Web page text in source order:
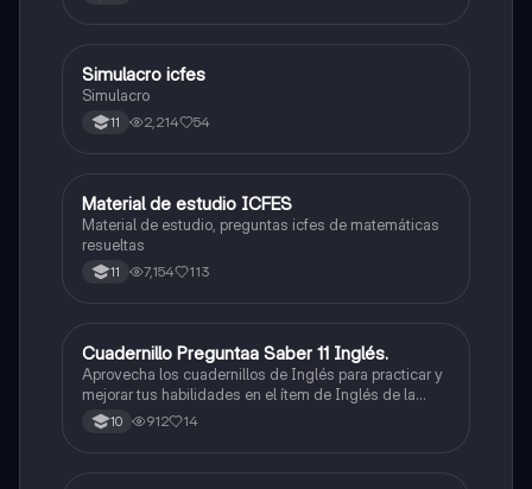
quieras, estudiar la carrera que quieres y no la que te
ICFES: Lectura Crítica
Simulacro icfes
Simulacro
11 2,214 54
ICFES: Matemáticas
Material de estudio ICFES
Material de estudio, preguntas icfes de matemáticas
resueltas
11 7,154 113
ICFES: Inglés
Cuadernillo Preguntaa Saber 11 Inglés.
Aprovecha los cuadernillos de Inglés para practicar y
mejorar tus habilidades en el ítem de Inglés de la
Prueba Saber 11. 🫡
10 912 14